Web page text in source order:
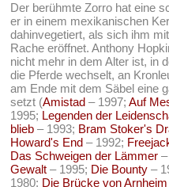
Der berühmte Zorro hat eine
er in einem mexikanischen
dahinvegetiert, als sich ihm
Rache eröffnet. Anthony
nicht mehr in dem Alter ist, in
die Pferde wechselt, an
am Ende mit dem Säbel eine
setzt (Amistad – 1997;Auf
1995; Legenden der
blieb – 1993; Bram Stoker's
Howard's End – 1992;
Das Schweigen der Lämmer
Gewalt – 1995; Die Bounty –
1980; Die Brücke von Arnheim